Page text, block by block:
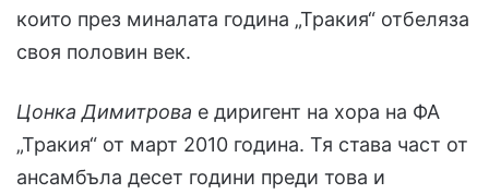
които през миналата година „Тракия“ отбеляза
своя половин век.
Цонка Димитрова е диригент на хора на ФА
„Тракия“ от март 2010 година. Тя става част от
ансамбъла десет години преди това и